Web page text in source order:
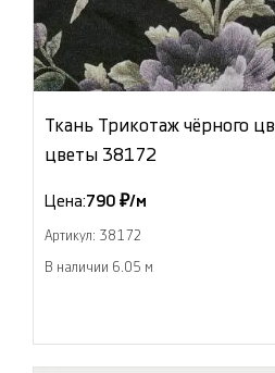
Ткань Трикотаж чёрного
цветы 38172
Цена:790 ₽/м
Артикул: 38172
В наличии 6.05 м